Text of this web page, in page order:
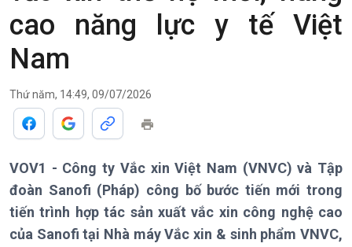
cao năng lực y tế Việt
Nam
Thứ năm, 14:49, 09/07/2026
VOV1 - Công ty Vắc xin Việt Nam (VNVC) và Tập
đoàn Sanofi (Pháp) công bố bước tiến mới trong
tiến trình hợp tác sản xuất vắc xin công nghệ cao
của Sanofi tại Nhà máy Vắc xin & sinh phẩm VNVC,